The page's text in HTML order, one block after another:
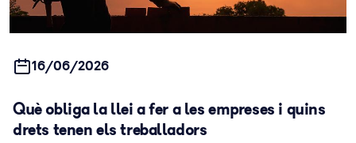
16/06/2026
Què obliga la llei a fer a les empreses i quins
drets tenen els treballadors